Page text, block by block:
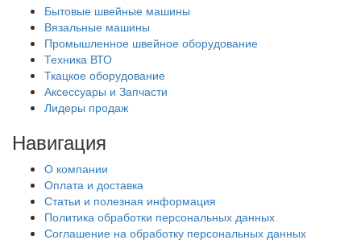
Бытовые швейные машины
Вязальные машины
Промышленное швейное оборудование
Техника ВТО
Ткацкое оборудование
Аксессуары и Запчасти
Лидеры продаж
Навигация
О компании
Оплата и доставка
Статьи и полезная информация
Политика обработки персональных данных
Соглашение на обработку персональных данных